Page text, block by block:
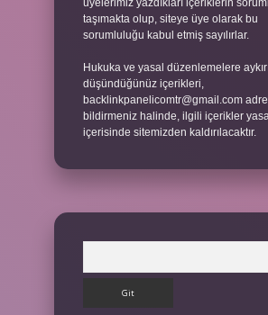
üyelerimiz yazdıkları içeriklerin
taşımakta olup, siteye üye olarak bu
sorumluluğu kabul etmiş sayılırlar.
Hukuka ve yasal düzenlemelere
düşündüğünüz içerikleri,
backlinkpanelicomtr@gmail.com
bildirmeniz halinde, ilgili içerikler
içerisinde sitemizden kaldırılacaktır.